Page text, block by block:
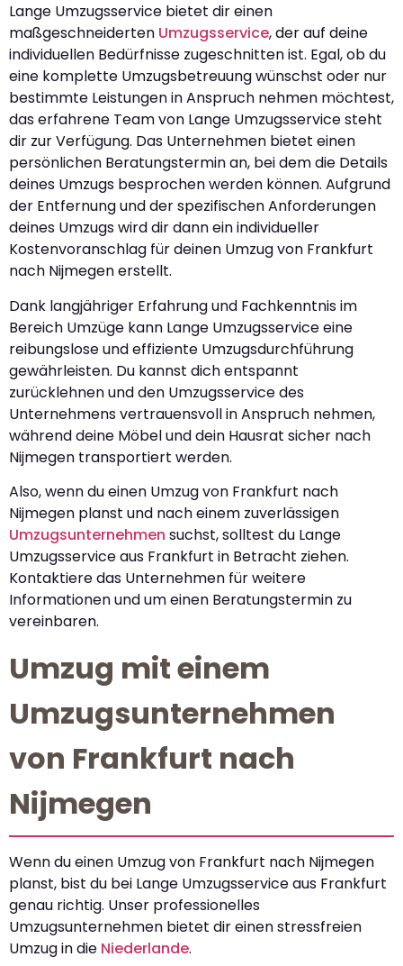
Lange Umzugsservice bietet dir einen
maßgeschneiderten Umzugsservice, der auf deine
individuellen Bedürfnisse zugeschnitten ist. Egal, ob du
eine komplette Umzugsbetreuung wünschst oder nur
bestimmte Leistungen in Anspruch nehmen möchtest,
das erfahrene Team von Lange Umzugsservice steht
dir zur Verfügung. Das Unternehmen bietet einen
persönlichen Beratungstermin an, bei dem die Details
deines Umzugs besprochen werden können. Aufgrund
der Entfernung und der spezifischen Anforderungen
deines Umzugs wird dir dann ein individueller
Kostenvoranschlag für deinen Umzug von Frankfurt
nach Nijmegen erstellt.
Dank langjähriger Erfahrung und Fachkenntnis im
Bereich Umzüge kann Lange Umzugsservice eine
reibungslose und effiziente Umzugsdurchführung
gewährleisten. Du kannst dich entspannt
zurücklehnen und den Umzugsservice des
Unternehmens vertrauensvoll in Anspruch nehmen,
während deine Möbel und dein Hausrat sicher nach
Nijmegen transportiert werden.
Also, wenn du einen Umzug von Frankfurt nach
Nijmegen planst und nach einem zuverlässigen
Umzugsunternehmen suchst, solltest du Lange
Umzugsservice aus Frankfurt in Betracht ziehen.
Kontaktiere das Unternehmen für weitere
Informationen und um einen Beratungstermin zu
vereinbaren.
Umzug mit einem
Umzugsunternehmen
von Frankfurt nach
Nijmegen
Wenn du einen Umzug von Frankfurt nach Nijmegen
planst, bist du bei Lange Umzugsservice aus Frankfurt
genau richtig. Unser professionelles
Umzugsunternehmen bietet dir einen stressfreien
Umzug in die Niederlande.